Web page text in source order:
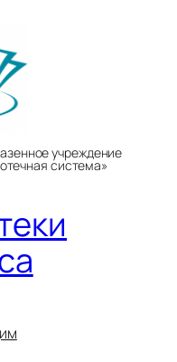
учреждение
система»